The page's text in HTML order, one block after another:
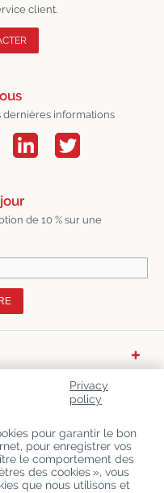
client.
dernières informations
de 10 % sur une
Privacy
policy
pour garantir le bon
pour enregistrer vos
le comportement des
des cookies », vous
que nous utilisons et
08-08-2026